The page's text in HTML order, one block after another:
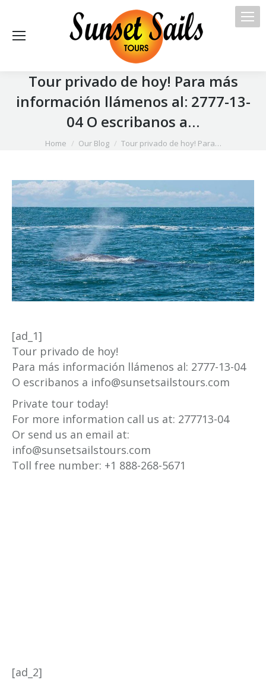
Tour privado de hoy! Para más
información llámenos al: 2777-13-
04 O escribanos a…
You are here:
Home Our Blog Tour privado de hoy! Para…
[ad_1]
Tour privado de hoy!
Para más información llámenos al: 2777-13-04
O escribanos a info@sunsetsailstours.com
Private tour today!
For more information call us at: 277713-04
Or send us an email at:
info@sunsetsailstours.com
Toll free number: +1 888-268-5671
[ad_2]